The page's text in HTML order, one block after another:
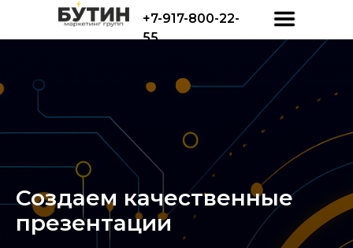
Агентство
интернет-маркетинга
+7-917-800-22-
55
Создаем качественные
презентации